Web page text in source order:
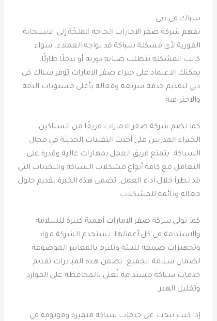
سباك في دبي
تفهم شركة صقر الامارات الحاجة الملحّة إلى الاستجابة
الفورية لأي مشكلة سباكة قد تواجه العملاء. سواء
كانت المشكلة تتطلب صيانة دورية أو تدخلًا طارئًا،
يمكنك الاعتماد على خبراء صقر الامارات توفر سباك في
دبي لتقديم خدمة سريعة وفعالة بأعلى مستويات الدقة
والاحترافية.
كما تضم شركة صقر الامارات فريقًا من السباكين
الخبراء المدربين على أحدث التقنيات الحديثة في مجال
السباكة. يتمتع فريق العمل بمهارات عالية وقدرة على
التعامل مع كافة أنواع مشكلات السباكة والتحديات التي
قد تطرأ خلال أداء العمل. تضمن هذه الخبرة تقديم حلول
فعالة ودائمة للمشكلات.
كما تولي شركة صقر الامارات أهمية كبيرة للسلامة
والاستدامة في كل أعمالها. تستخدم الشركة مواد
وتجهيزات صديقة للبيئة وتلتزم بالمعايير الموضوعة
لضمان سلامة الجميع. تضمن هذه المبادرات تقديم
خدمات سباكة مستدامة تُعنى بالمحافظة على الموارد
وتقليل الهدر.
إذا كنت تبحث عن خدمات سباكة متميزة وموثوقة في